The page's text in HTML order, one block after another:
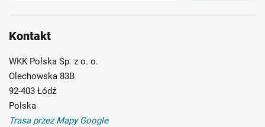
Kontakt
WKK Polska Sp. z o. o.
Olechowska 83B
92-403 Łódź
Polska
Trasa przez Mapy Google